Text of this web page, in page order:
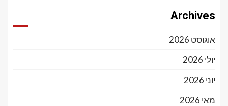
Archives
אוגוסט 2026
יולי 2026
יוני 2026
מאי 2026